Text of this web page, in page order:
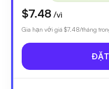
$7.48 /vì
Gia hạn với giá $7.48/tháng